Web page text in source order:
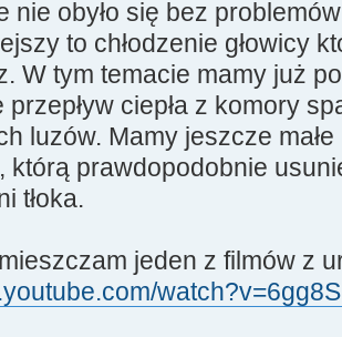
nie obyło się bez
to chłodzenie głowicy
W tym temacie mamy już
przepływ ciepła z komory
luzów. Mamy jeszcze
którą prawdopodobnie
tłoka.
jeden z filmów z